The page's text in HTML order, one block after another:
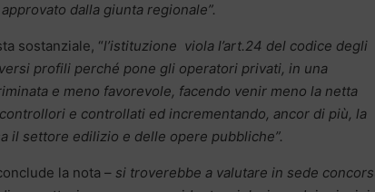
dalla giunta regionale”.
sostanziale, “l’istituzione viola l’art.24 del codice degli
profili perché pone gli operatori privati, in una
e meno favorevole, facendo venir meno la netta
e controllati ed incrementando, ancor di più, la
il settore edilizio e delle opere pubbliche”.
la nota – si troverebbe a valutare in sede